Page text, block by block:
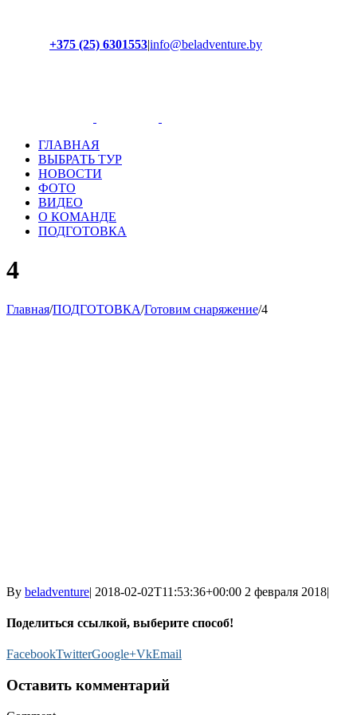
+375 (25) 6301553|info@beladventure.by
ГЛАВНАЯ
ВЫБРАТЬ ТУР
НОВОСТИ
ФОТО
ВИДЕО
О КОМАНДЕ
ПОДГОТОВКА
4
Главная/ПОДГОТОВКА/Готовим снаряжение/4
By beladventure| 2018-02-02T11:53:36+00:00 2 февраля 2018|
Поделиться ссылкой, выберите способ!
FacebookTwitterGoogle+VkEmail
Оставить комментарий